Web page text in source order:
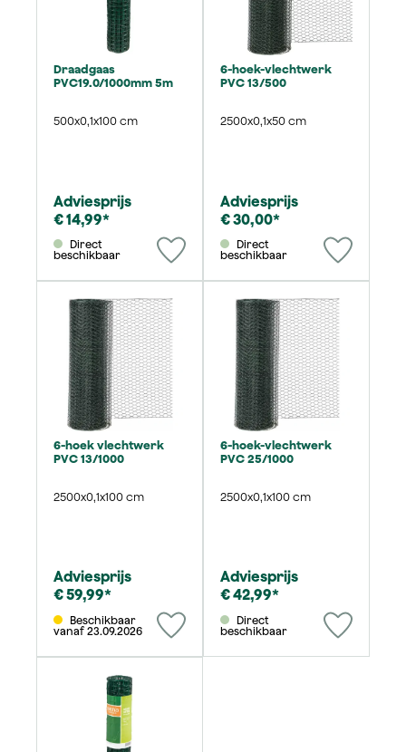
Draadgaas
PVC19.0/1000mm 5m
500x0,1x100 cm
Adviesprijs
€ 14,99*
beschikbaar
6-hoek-vlechtwerk
PVC 13/500
2500x0,1x50 cm
Adviesprijs
€ 30,00*
beschikbaar
6-hoek vlechtwerk
PVC 13/1000
2500x0,1x100 cm
Adviesprijs
€ 59,99*
vanaf 23.09.2026
6-hoek-vlechtwerk
PVC 25/1000
2500x0,1x100 cm
Adviesprijs
€ 42,99*
beschikbaar